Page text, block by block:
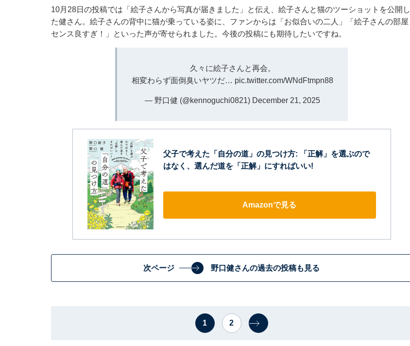
10月28日の投稿では「絵子さんから写真が届きました」と伝え、絵子さんと猫のツーショットを公開し
た健さん。絵子さんの背中に猫が乗っている姿に、ファンからは「お似合いの二人」「絵子さんの部屋
センス良すぎ！」といった声が寄せられました。今後の投稿にも期待したいですね。
久々に絵子さんと再会。
相変わらず面倒臭いヤツだ… pic.twitter.com/WNdFtmpn88
— 野口健 (@kennoguchi0821) December 21, 2025
父子で考えた「自分の道」の見つけ方: 「正解」を選ぶので
はなく、選んだ道を「正解」にすればいい!
Amazonで見る
次ページ 野口健さんの過去の投稿も見る
1 2